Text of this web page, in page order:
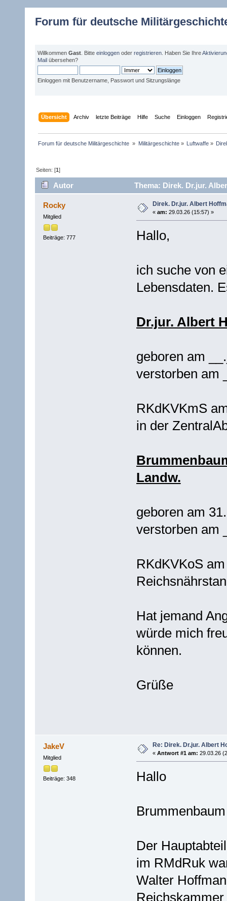
Forum für deutsche
Willkommen Gast . Bitte einloggen oder registrieren . Haben Sie Ihre
Mail übersehen?
Einloggen mit Benutzername, Passwort und Sitzungslänge
Übersicht Archiv letzte Beiträge Hilfe Suche Einloggen
Forum für deutsche Militärgeschichte » Militärgeschichte» Luftwaffe»
Seiten: [1]
Autor Thema: Direk. Dr.jur.
Rocky
Mitglied
Beiträge: 777
Direk. Dr.jur. Albert
« am: 29.03.26 (15:57) »
Hallo,
ich suche von
Lebensdaten.
Dr.jur. Albert
geboren am
verstorben am
RKdKVKmS
in der
Landw.
geboren am
verstorben am
RKdKVKoS
Hat jemand
würde mich
können.
Grüße
JakeV
Mitglied
Beiträge: 348
Re: Direk. Dr.jur. Albert
« Antwort #1 am: 29.03.26
Hallo
Der
im RMdRuk
Walter